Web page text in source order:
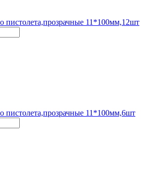
пистолета,прозрачные 11*100мм,12шт
пистолета,прозрачные 11*100мм,6шт